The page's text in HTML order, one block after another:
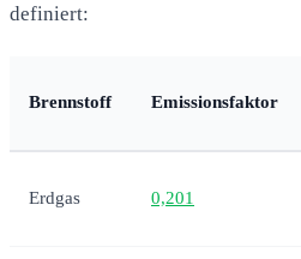
definiert:
Brennstoff Emissionsfaktor
Erdgas 0,201